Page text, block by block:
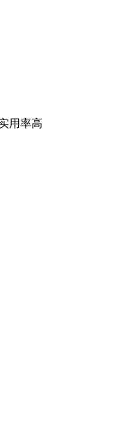
用率高